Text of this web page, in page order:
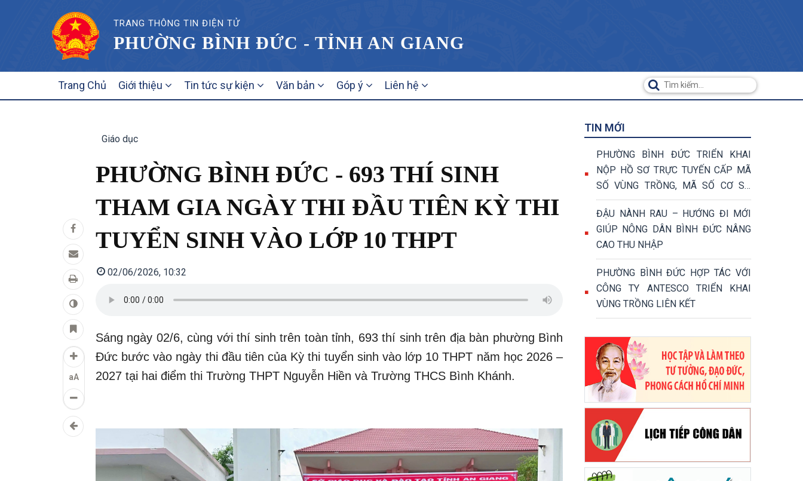
TRANG THÔNG TIN ĐIỆN TỬ
PHƯỜNG BÌNH ĐỨC - TỈNH AN GIANG
NAVIGATION
Trang Chủ Giới thiệu Tin tức sự kiện Văn bản Góp ý Liên hệ
aA
Giáo dục
PHƯỜNG BÌNH ĐỨC - 693 THÍ SINH
THAM GIA NGÀY THI ĐẦU TIÊN KỲ THI
TUYỂN SINH VÀO LỚP 10 THPT
02/06/2026, 10:32
Sáng ngày 02/6, cùng với thí sinh trên toàn tỉnh, 693 thí sinh trên địa bàn phường Bình
Đức bước vào ngày thi đầu tiên của Kỳ thi tuyển sinh vào lớp 10 THPT năm học 2026 –
2027 tại hai điểm thi Trường THPT Nguyễn Hiền và Trường THCS Bình Khánh.
TIN MỚI
PHƯỜNG BÌNH ĐỨC TRIỂN KHAI
NỘP HỒ SƠ TRỰC TUYẾN CẤP MÃ
SỐ VÙNG TRỒNG, MÃ SỐ CƠ SỞ
ĐÓNG GÓI
ĐẬU NÀNH RAU – HƯỚNG ĐI MỚI
GIÚP NÔNG DÂN BÌNH ĐỨC NÂNG
CAO THU NHẬP
PHƯỜNG BÌNH ĐỨC HỢP TÁC VỚI
CÔNG TY ANTESCO TRIỂN KHAI
VÙNG TRỒNG LIÊN KẾT